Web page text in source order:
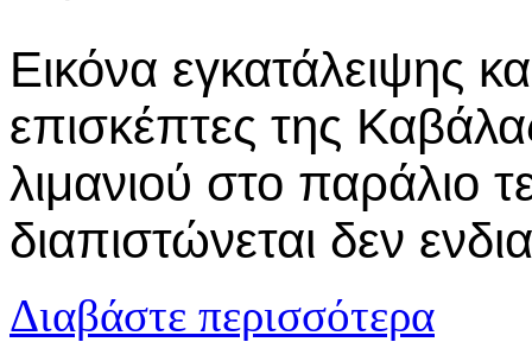
Εικόνα εγκατάλειψης
επισκέπτες της
λιμανιού στο παράλιο
διαπιστώνεται δεν
Διαβάστε περισσότερα